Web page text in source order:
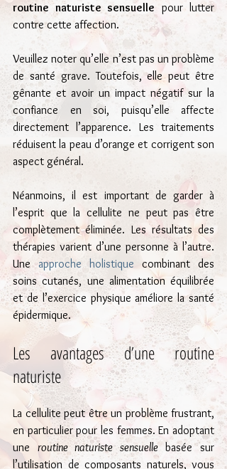
routine naturiste sensuelle pour lutter
contre cette affection.
Veuillez noter qu’elle n’est pas un problème
de santé grave. Toutefois, elle peut être
gênante et avoir un impact négatif sur la
confiance en soi, puisqu’elle affecte
directement l’apparence. Les traitements
réduisent la peau d’orange et corrigent son
aspect général.
Néanmoins, il est important de garder à
l’esprit que la cellulite ne peut pas être
complètement éliminée. Les résultats des
thérapies varient d’une personne à l’autre.
Une approche holistique combinant des
soins cutanés, une alimentation équilibrée
et de l’exercice physique améliore la santé
épidermique.
Les avantages d’une routine
naturiste
La cellulite peut être un problème frustrant,
en particulier pour les femmes. En adoptant
une routine naturiste sensuelle basée sur
l’utilisation de composants naturels, vous